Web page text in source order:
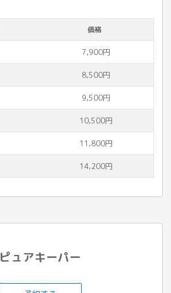
価格
7,900円
8,500円
9,500円
10,500円
11,800円
14,200円
ピュアキーパー